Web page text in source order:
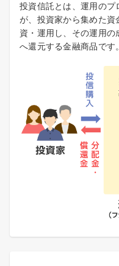
投資信託とは、運用のプ
が、投資家から集めた
資・運用し、その運用
へ還元する金融商品です。